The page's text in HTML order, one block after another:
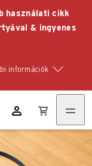
használati cikk
& ingyenes
információk